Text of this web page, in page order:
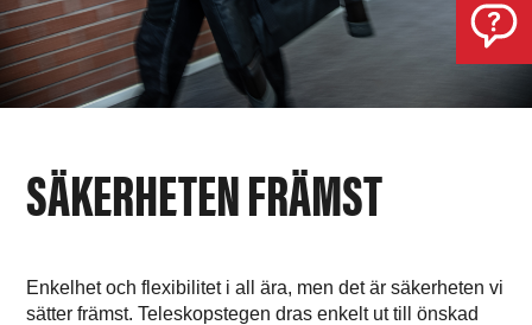
SÄKERHETEN FRÄMST
Enkelhet och flexibilitet i all ära, men det är säkerheten vi
sätter främst. Teleskopstegen dras enkelt ut till önskad